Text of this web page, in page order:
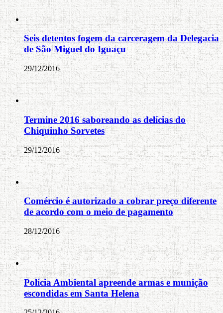
Seis detentos fogem da carceragem da Delegacia
de São Miguel do Iguaçu
29/12/2016
Termine 2016 saboreando as delícias do
Chiquinho Sorvetes
29/12/2016
Comércio é autorizado a cobrar preço diferente
de acordo com o meio de pagamento
28/12/2016
Polícia Ambiental apreende armas e munição
escondidas em Santa Helena